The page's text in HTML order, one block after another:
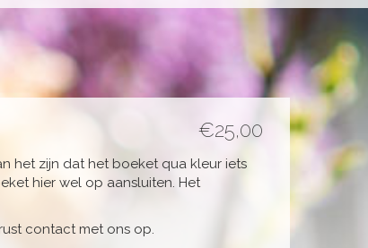
€25,00
het zijn dat het boeket qua kleur iets
hier wel op aansluiten. Het
contact met ons op.